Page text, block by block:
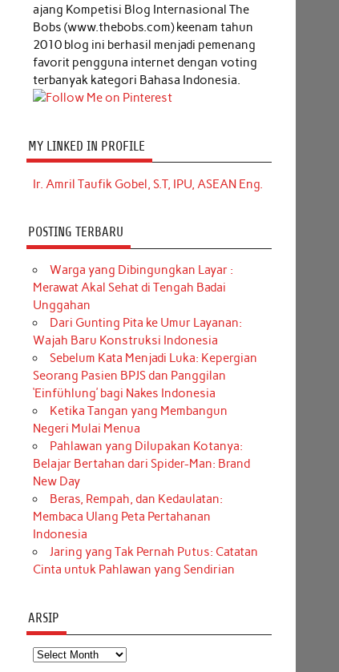
ajang Kompetisi Blog Internasional The
Bobs (www.thebobs.com) keenam tahun
2010 blog ini berhasil menjadi pemenang
favorit pengguna internet dengan voting
terbanyak kategori Bahasa Indonesia.
MY LINKED IN PROFILE
Ir. Amril Taufik Gobel, S.T, IPU, ASEAN Eng.
POSTING TERBARU
Warga yang Dibingungkan Layar :
Merawat Akal Sehat di Tengah Badai
Unggahan
Dari Gunting Pita ke Umur Layanan:
Wajah Baru Konstruksi Indonesia
Sebelum Kata Menjadi Luka: Kepergian
Seorang Pasien BPJS dan Panggilan
‘Einfühlung’ bagi Nakes Indonesia
Ketika Tangan yang Membangun
Negeri Mulai Menua
Pahlawan yang Dilupakan Kotanya:
Belajar Bertahan dari Spider-Man: Brand
New Day
Beras, Rempah, dan Kedaulatan:
Membaca Ulang Peta Pertahanan
Indonesia
Jaring yang Tak Pernah Putus: Catatan
Cinta untuk Pahlawan yang Sendirian
ARSIP
Arsip